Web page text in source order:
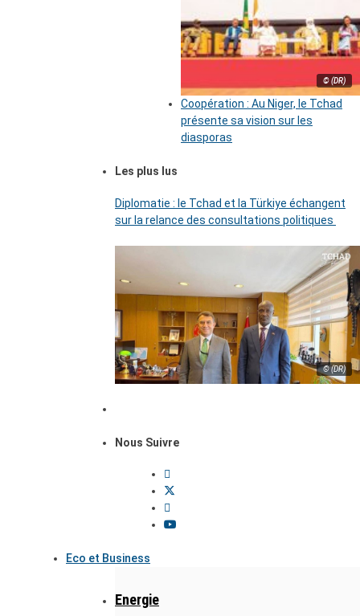
© (DR)
Coopération : Au Niger, le Tchad
présente sa vision sur les
diasporas
Les plus lus
Diplomatie : le Tchad et la Türkiye échangent
sur la relance des consultations politiques
© (DR)
Nous Suivre
Eco et Business
Energie